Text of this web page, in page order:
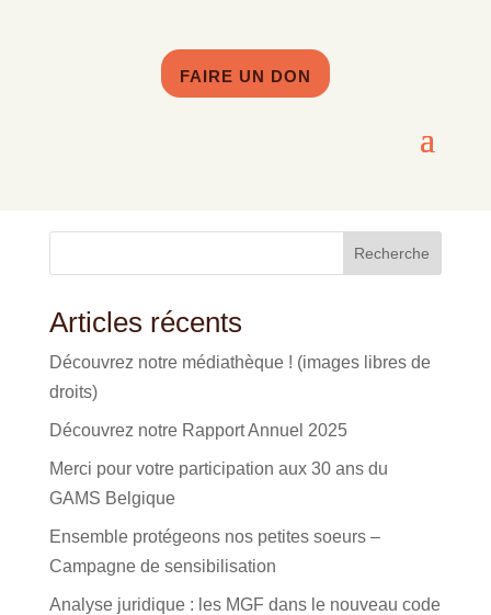
FAIRE UN DON
Recherche
Articles récents
Découvrez notre médiathèque ! (images libres de
droits)
Découvrez notre Rapport Annuel 2025
Merci pour votre participation aux 30 ans du
GAMS Belgique
Ensemble protégeons nos petites soeurs –
Campagne de sensibilisation
Analyse juridique : les MGF dans le nouveau code